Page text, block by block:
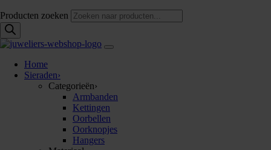
Producten zoeken
Home
Sieraden›
Categorieën›
Armbanden
Kettingen
Oorbellen
Oorknopjes
Hangers